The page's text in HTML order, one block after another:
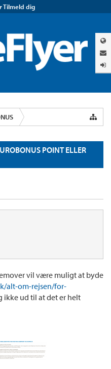
Tilmeld dig
POINT ELLER
vil være muligt at byde
alt-om-rejsen/for-
ikke ud til at det er helt